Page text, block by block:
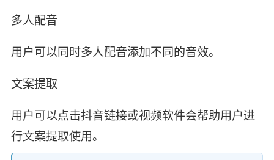
多人配音
用户可以同时多人配音添加不同的音效。
文案提取
用户可以点击抖音链接或视频软件会帮助用户进
行文案提取使用。